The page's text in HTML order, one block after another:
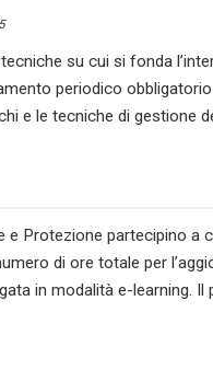
su cui si fonda
periodico
e le tecniche di gestione
Protezione partecipino
di ore totale per
in modalità e-learning.